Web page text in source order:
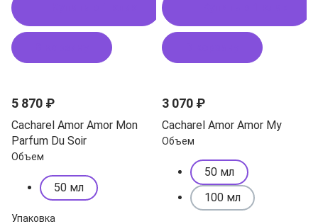
5 870 ₽
Cacharel Amor Amor Mon
Parfum Du Soir
Объем
50 мл
Упаковка
3 070 ₽
Cacharel Amor Amor My
Объем
50 мл
100 мл